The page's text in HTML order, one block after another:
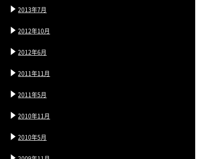
2013年7月
2012年10月
2012年6月
2011年11月
2011年5月
2010年11月
2010年5月